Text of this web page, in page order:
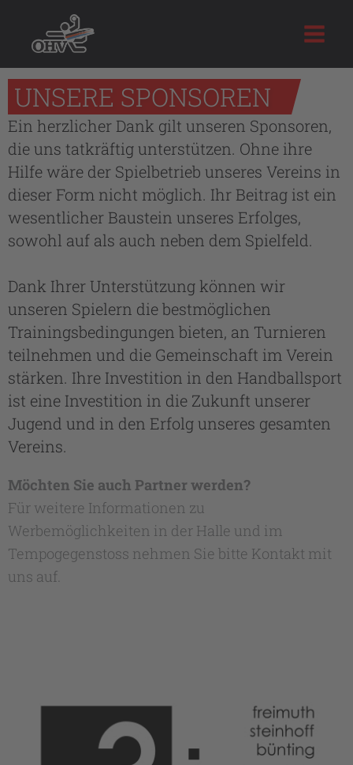
springen
UNSERE SPONSOREN
Ein herzlicher Dank gilt unseren Sponsoren,
die uns tatkräftig unterstützen. Ohne ihre
Hilfe wäre der Spielbetrieb unseres Vereins in
dieser Form nicht möglich. Ihr Beitrag ist ein
wesentlicher Baustein unseres Erfolges,
sowohl auf als auch neben dem Spielfeld.
Dank Ihrer Unterstützung können wir
unseren Spielern die bestmöglichen
Trainingsbedingungen bieten, an Turnieren
teilnehmen und die Gemeinschaft im Verein
stärken. Ihre Investition in den Handballsport
ist eine Investition in die Zukunft unserer
Jugend und in den Erfolg unseres gesamten
Vereins.
Möchten Sie auch Partner werden?
Für weitere Informationen zu
Werbemöglichkeiten in der Halle und im
Tempogegenstoss nehmen Sie bitte Kontakt mit
uns auf.